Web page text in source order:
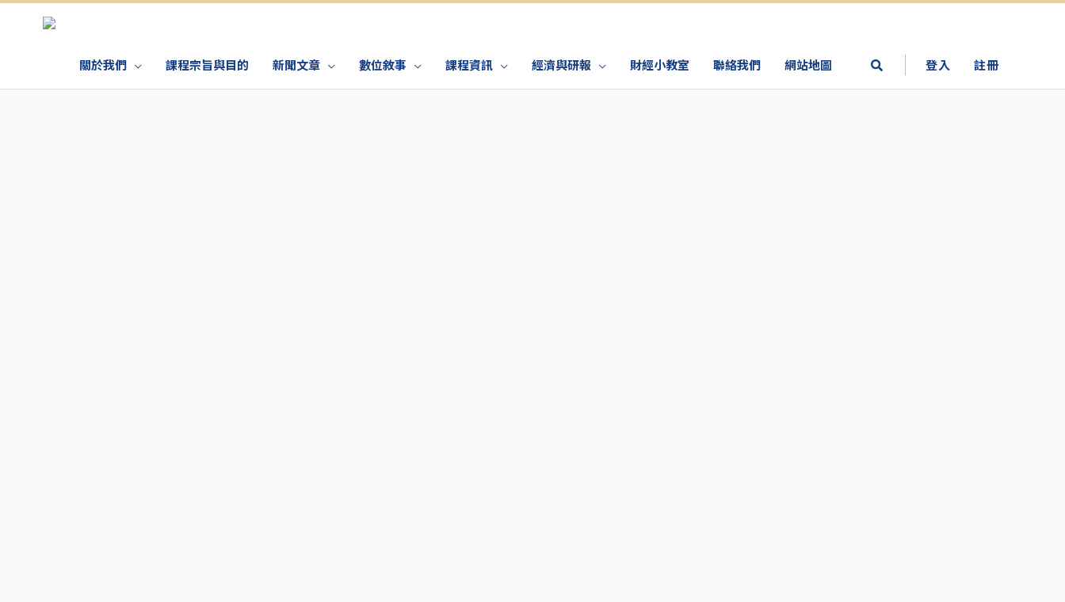
關於我們 課程宗旨與目的 新聞文章 數位敘事 課程資訊 經濟與研報 財經小教室 聯絡我們 網站地圖 登入 註冊